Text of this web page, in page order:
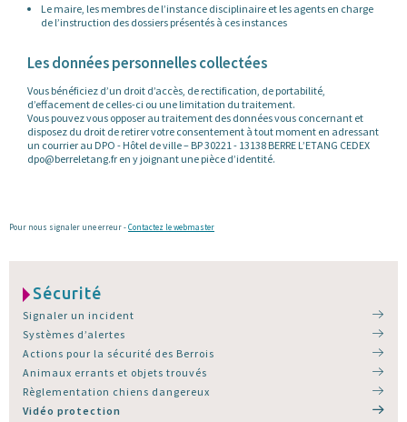
Le maire, les membres de l’instance disciplinaire et les agents en charge
de l’instruction des dossiers présentés à ces instances
Les données personnelles collectées
Vous bénéficiez d’un droit d’accès, de rectification, de portabilité,
d’effacement de celles-ci ou une limitation du traitement.
Vous pouvez vous opposer au traitement des données vous concernant et
disposez du droit de retirer votre consentement à tout moment en adressant
un courrier au DPO - Hôtel de ville – BP 30221 - 13138 BERRE L’ETANG CEDEX
dpo@berreletang.fr en y joignant une pièce d’identité.
Pour nous signaler une erreur -Contactez le webmaster
Sécurité
Signaler un incident
Systèmes d’alertes
Actions pour la sécurité des Berrois
Animaux errants et objets trouvés
Règlementation chiens dangereux
Vidéo protection